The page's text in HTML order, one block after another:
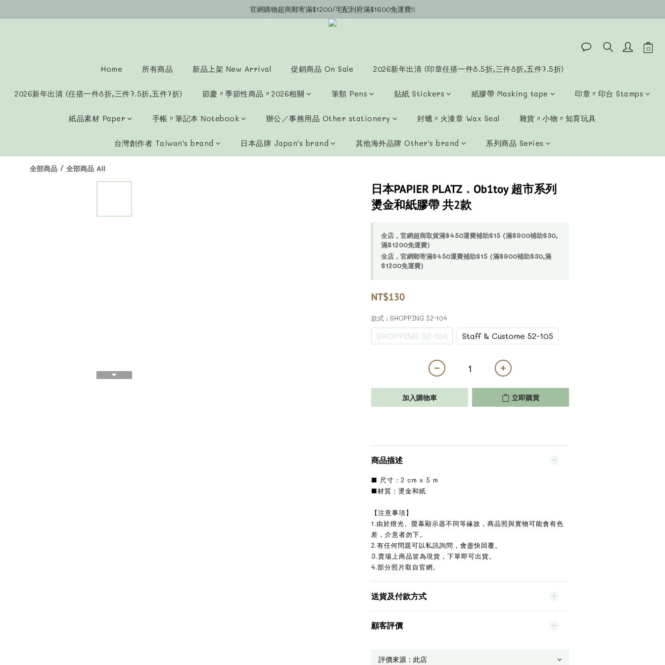
官網會員募集中~立即註冊即可獲得購物金$20!!!
官網購物超商郵寄滿$1200/宅配到府滿$1600免運費!!
官網會員募集中~立即註冊即可獲得購物金$20!!!
Home 所有商品 新品上架 New Arrival 促銷商品 On Sale 2026新年出清 (印章任搭一件8.5折,三件8折,五件7.5折)
2026新年出清 (任搭一件8折,三件7.5折,五件7折) 節慶〃季節性商品〃2026相關 筆類 Pens 貼紙 Stickers 紙膠帶 Masking tape 印章〃印台 Stamps
紙品素材 Paper 手帳〃筆記本 Notebook 辦公／事務用品 Other stationery 封蠟〃火漆章 Wax Seal 雜貨〃小物〃知育玩具
台灣創作者 Taiwan's brand 日本品牌 Japan's brand 其他海外品牌 Other's brand 系列商品 Series
全部商品 / 全部商品 All
日本PAPIER PLATZ．Ob1toy 超市系列
燙金和紙膠帶 共2款
全店，官網超商取貨滿$450運費補助$15 (滿$900補助$30,
滿$1200免運費)
全店，官網郵寄滿$450運費補助$15 (滿$900補助$30,滿
$1200免運費)
NT$130
款式 : SHOPPING 52-104
SHOPPING 52-104 Staff & Custome 52-105
加入購物車 立即購買
商品描述
■ 尺寸：2 cm x 5 m
■材質：燙金和紙
【注意事項】
1.由於燈光、螢幕顯示器不同等緣故，商品照與實物可能會有色
差，介意者勿下。
2.有任何問題可以私訊詢問，會盡快回覆。
3.賣場上商品皆為現貨，下單即可出貨。
4.部分照片取自官網。
送貨及付款方式
顧客評價